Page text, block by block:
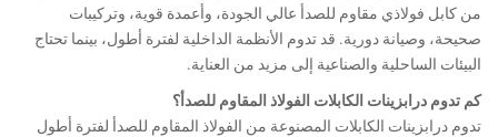
من كابل فولاذي مقاوم للصدأ عالي الجودة، وأعمدة قوية، وتركيبات
صحيحة، وصيانة دورية. قد تدوم الأنظمة الداخلية لفترة أطول، بينما تحتاج
البيئات الساحلية والصناعية إلى مزيد من العناية.
كم تدوم درابزينات الكابلات الفولاذ المقاوم للصدأ؟
تدوم درابزينات الكابلات المصنوعة من الفولاذ المقاوم للصدأ لفترة أطول